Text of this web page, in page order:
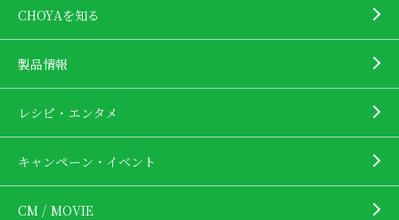
CHOYAを知る
製品情報
レシピ・エンタメ
キャンペーン・イベント
CM / MOVIE